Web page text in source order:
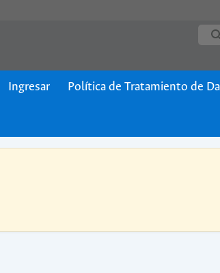
Ingresar Política de Tratamiento de